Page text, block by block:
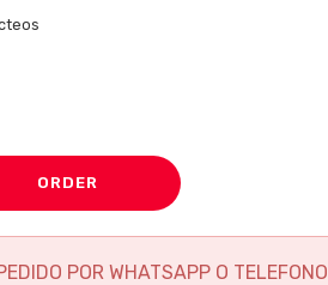
ORDER
POR WHATSAPP O TELEFONO